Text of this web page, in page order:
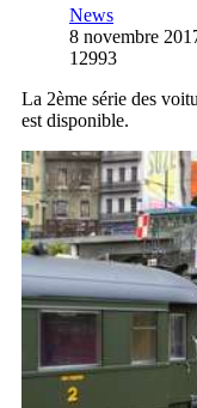
News
8 novembre
12993
La 2ème série des
est disponible.